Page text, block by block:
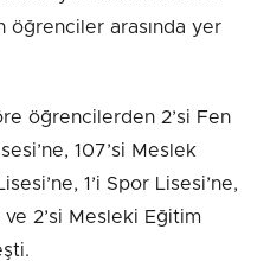
öğrenciler arasında yer
öğrencilerden 2’si Fen
107’si Meslek
1’i Spor Lisesi’ne,
ve 2’si Mesleki Eğitim